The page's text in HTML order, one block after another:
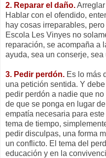
2. Reparar el daño.
Hablar con el ofendido,
hay cosas irreparables,
Escola Les Vinyes no
reparación, se acompaña a
ayuda, sea un conserje,
3. Pedir perdón. Es lo más
una petición sentida. Y
pedir perdón a nadie que
de que se ponga en lugar
empatía necesaria para
tema de tiempo,
pedir disculpas, una forma
un conflicto. El tema del
educación y en la